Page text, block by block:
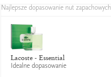
Najlepsze dopasowanie nut zapachowych
Lacoste - Essential
Idealne dopasowanie